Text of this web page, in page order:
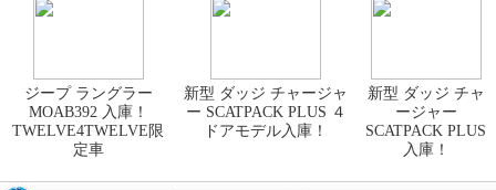
ジープ ラングラー
MOAB392 入庫！
TWELVE4TWELVE限
定車
新型 ダッジ チャージャ
ー SCATPACK PLUS ４
ドアモデル入庫！
新型 ダッジ チャ
ージャー
SCATPACK PLUS
入庫！